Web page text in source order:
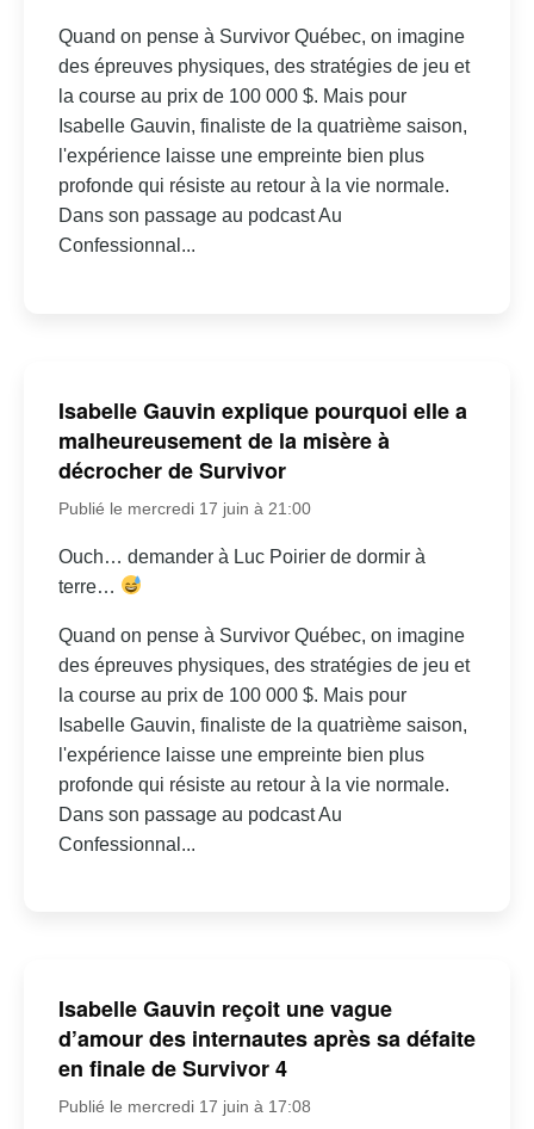
Quand on pense à Survivor Québec, on imagine
des épreuves physiques, des stratégies de jeu et
la course au prix de 100 000 $. Mais pour
Isabelle Gauvin, finaliste de la quatrième saison,
l'expérience laisse une empreinte bien plus
profonde qui résiste au retour à la vie normale.
Dans son passage au podcast Au
Confessionnal...
Isabelle Gauvin explique pourquoi elle a
malheureusement de la misère à
décrocher de Survivor
Publié le mercredi 17 juin à 21:00
Ouch… demander à Luc Poirier de dormir à
terre…
Quand on pense à Survivor Québec, on imagine
des épreuves physiques, des stratégies de jeu et
la course au prix de 100 000 $. Mais pour
Isabelle Gauvin, finaliste de la quatrième saison,
l'expérience laisse une empreinte bien plus
profonde qui résiste au retour à la vie normale.
Dans son passage au podcast Au
Confessionnal...
Isabelle Gauvin reçoit une vague
d’amour des internautes après sa défaite
en finale de Survivor 4
Publié le mercredi 17 juin à 17:08